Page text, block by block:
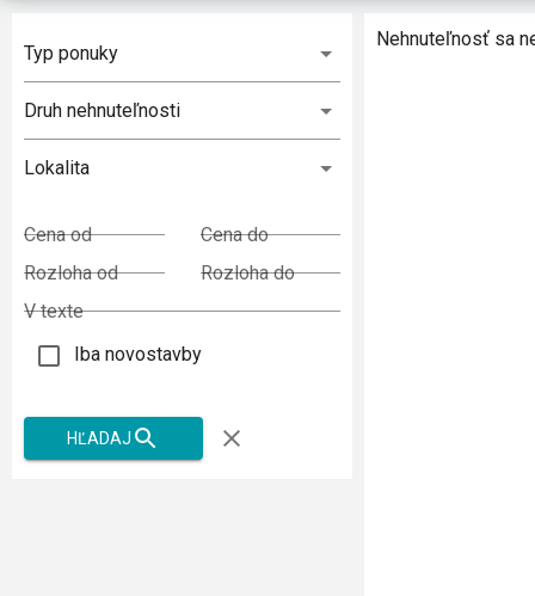
Typ ponuky
Druh nehnuteľnosti
Lokalita
Cena od
Cena do
Rozloha od
Rozloha do
V texte
Iba novostavby
HĽADAJ
Nehnuteľnosť sa